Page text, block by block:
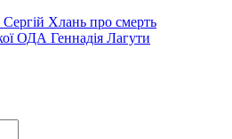
Хлань про смерть
ОДА Геннадія Лагути